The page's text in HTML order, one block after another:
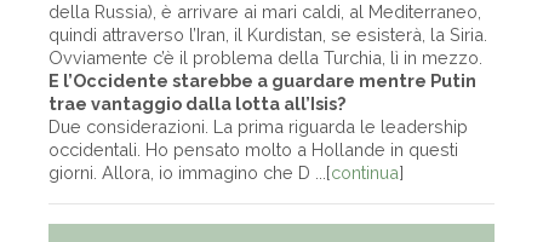
della Russia), è arrivare ai mari caldi, al Mediterraneo,
quindi attraverso l’Iran, il Kurdistan, se esisterà, la Siria.
Ovviamente c’è il problema della Turchia, lì in mezzo.
E l’Occidente starebbe a guardare mentre Putin
trae vantaggio dalla lotta all’Isis?
Due considerazioni. La prima riguarda le leadership
occidentali. Ho pensato molto a Hollande in questi
giorni. Allora, io immagino che D ...[continua]